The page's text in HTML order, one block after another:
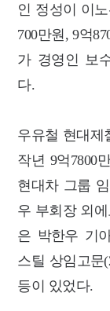
인 정성이 이
700만원, 9억
가 경영인 보
다.
우유철 현대제
작년 9억7800
현대차 그룹
우 부회장 외
은 박한우 기
스틸 상임고문
등이 있었다.